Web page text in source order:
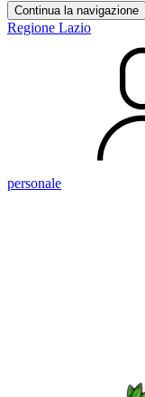
Continua la navigazione
Regione Lazio
personale